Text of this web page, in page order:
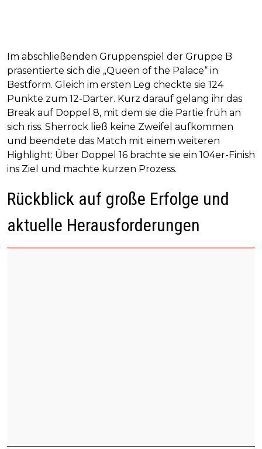
Im abschließenden Gruppenspiel der Gruppe B
präsentierte sich die „Queen of the Palace“ in
Bestform. Gleich im ersten Leg checkte sie 124
Punkte zum 12-Darter. Kurz darauf gelang ihr das
Break auf Doppel 8, mit dem sie die Partie früh an
sich riss. Sherrock ließ keine Zweifel aufkommen
und beendete das Match mit einem weiteren
Highlight: Über Doppel 16 brachte sie ein 104er-Finish
ins Ziel und machte kurzen Prozess.
Rückblick auf große Erfolge und
aktuelle Herausforderungen